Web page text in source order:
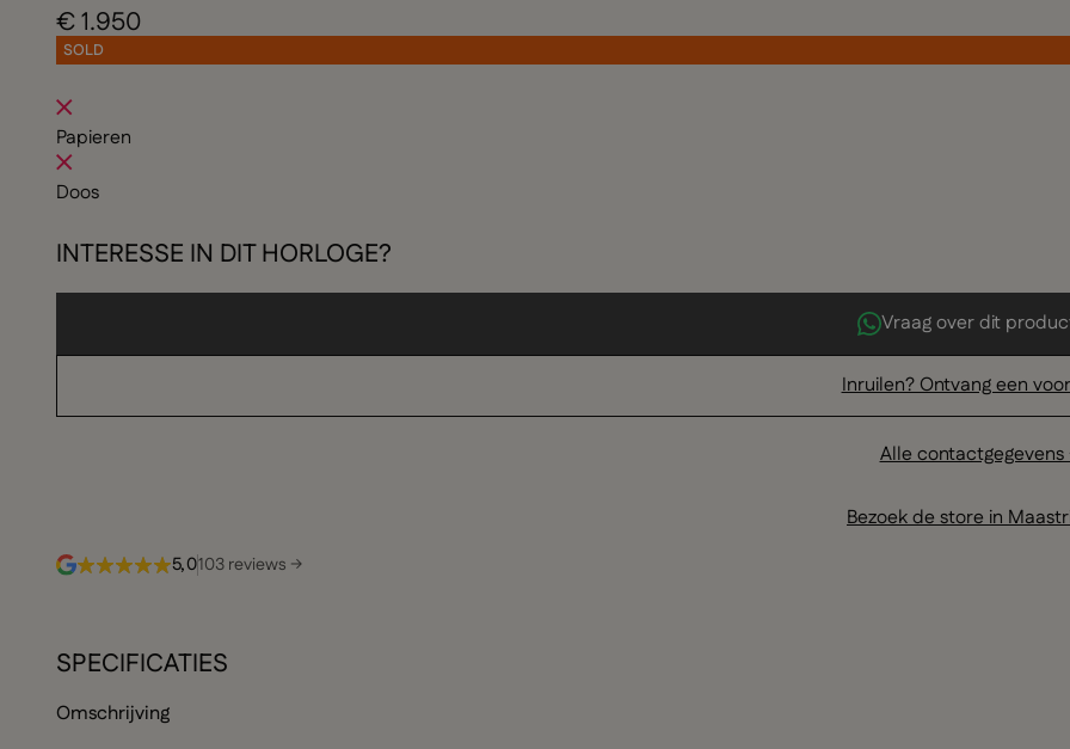
€ 1.950
SOLD
Papieren
Doos
INTERESSE IN DIT HORLOGE?
Vraag over dit
Inruilen? Ontvang een
Alle
Bezoek de store in
5,0103 reviews →
SPECIFICATIES
Omschrijving